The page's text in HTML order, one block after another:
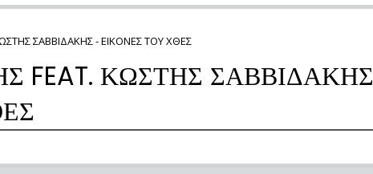
ΣΑΒΒΙΔΑΚΗΣ - ΕΙΚΟΝΕΣ ΤΟΥ ΧΘΕΣ
FEAT. ΚΩΣΤΗΣ ΣΑΒΒΙΔΑΚΗΣ